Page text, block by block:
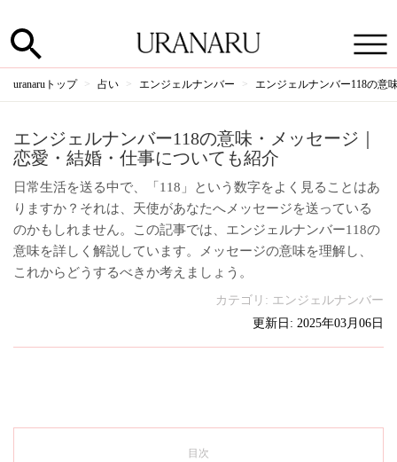
uranaruトップ 占い エンジェルナンバー エンジェルナンバー118の意
エンジェルナンバー118の意味・メッセージ｜
恋愛・結婚・仕事についても紹介
日常生活を送る中で、「118」という数字をよく見ることはあ
りますか？それは、天使があなたへメッセージを送っている
のかもしれません。この記事では、エンジェルナンバー118の
意味を詳しく解説しています。メッセージの意味を理解し、
これからどうするべきか考えましょう。
カテゴリ: エンジェルナンバー
更新日: 2025年03月06日
目次